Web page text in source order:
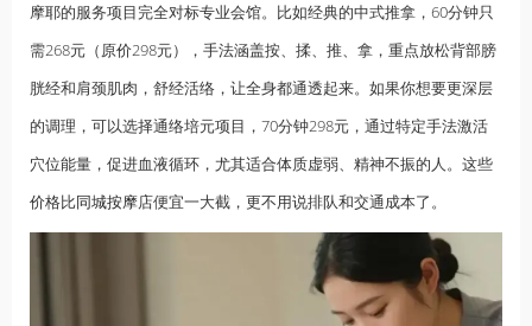
摩耶的服务项目完全对标专业会馆。比如经典的中式推拿，60分钟只
需268元（原价298元），手法涵盖按、揉、推、拿，重点放松背部膀
胱经和肩颈肌肉，舒经活络，让全身都通透起来。如果你想要更深层
的调理，可以选择通络培元项目，70分钟298元，通过特定手法激活
穴位能量，促进血液循环，尤其适合体质虚弱、精神不振的人。这些
价格比同城按摩店便宜一大截，更不用说排队和交通成本了。